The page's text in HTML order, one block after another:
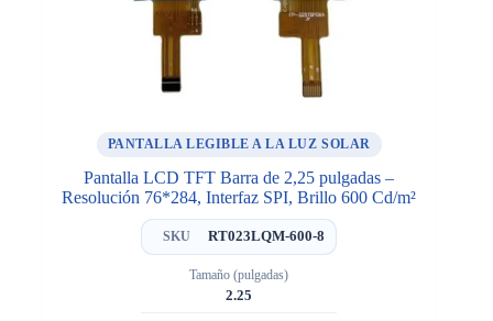
PANTALLA LEGIBLE A LA LUZ SOLAR
Pantalla LCD TFT Barra de 2,25 pulgadas –
Resolución 76*284, Interfaz SPI, Brillo 600 Cd/m²
SKU RT023LQM-600-8
Tamaño (pulgadas)
2.25